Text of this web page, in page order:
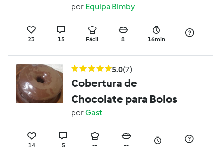
por Equipa Bimby
23 15 Fácil 8 16min
5.0(7)
Cobertura de
Chocolate para Bolos
porGast
14 5 -- --